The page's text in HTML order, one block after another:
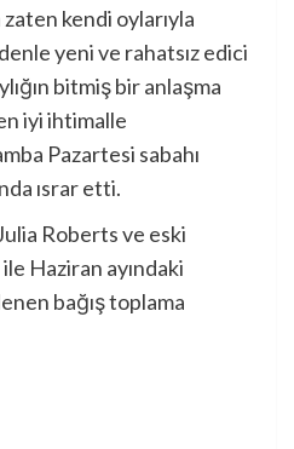
kendi oylarıyla
yeni ve rahatsız edici
bitmiş bir anlaşma
iyi ihtimalle
Pazartesi sabahı
ısrar etti.
Roberts ve eski
Haziran ayındaki
bağış toplama